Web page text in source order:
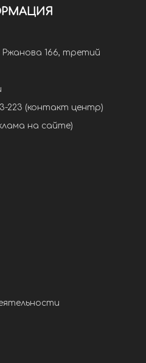
Ржанова 166, третий
223 (контакт центр)
на сайте)